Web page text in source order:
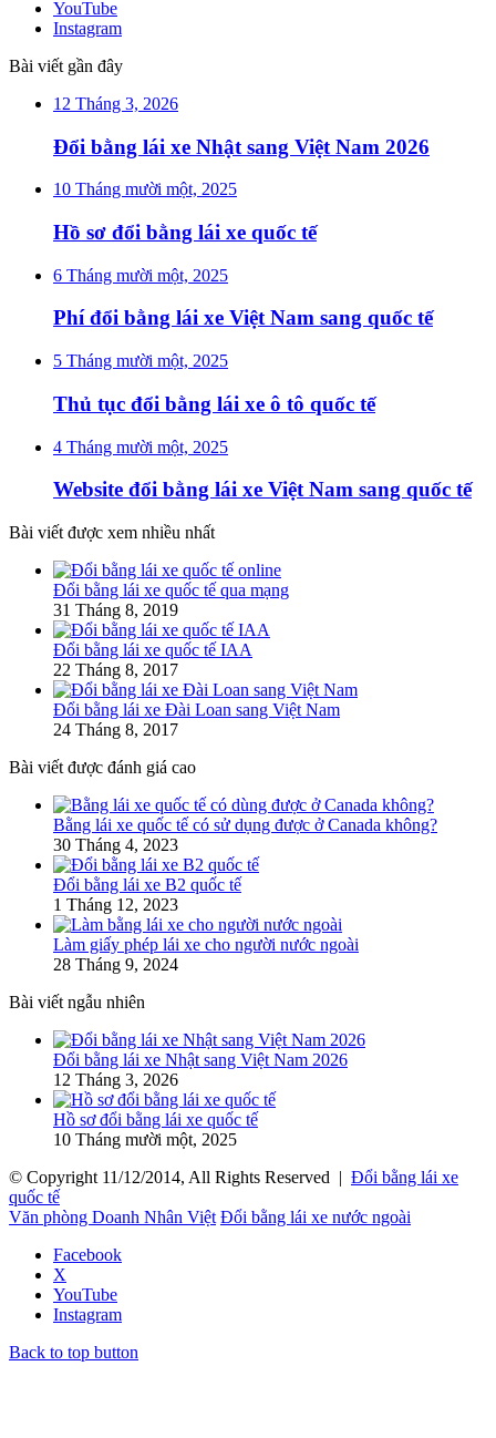
YouTube
Instagram
Bài viết gần đây
12 Tháng 3, 2026
Đổi bằng lái xe Nhật sang Việt Nam 2026
10 Tháng mười một, 2025
Hồ sơ đổi bằng lái xe quốc tế
6 Tháng mười một, 2025
Phí đổi bằng lái xe Việt Nam sang quốc tế
5 Tháng mười một, 2025
Thủ tục đổi bằng lái xe ô tô quốc tế
4 Tháng mười một, 2025
Website đổi bằng lái xe Việt Nam sang quốc tế
Bài viết được xem nhiều nhất
Đổi bằng lái xe quốc tế qua mạng
31 Tháng 8, 2019
Đổi bằng lái xe quốc tế IAA
22 Tháng 8, 2017
Đổi bằng lái xe Đài Loan sang Việt Nam
24 Tháng 8, 2017
Bài viết được đánh giá cao
Bằng lái xe quốc tế có sử dụng được ở Canada không?
30 Tháng 4, 2023
Đổi bằng lái xe B2 quốc tế
1 Tháng 12, 2023
Làm giấy phép lái xe cho người nước ngoài
28 Tháng 9, 2024
Bài viết ngẫu nhiên
Đổi bằng lái xe Nhật sang Việt Nam 2026
12 Tháng 3, 2026
Hồ sơ đổi bằng lái xe quốc tế
10 Tháng mười một, 2025
© Copyright 11/12/2014, All Rights Reserved | Đổi bằng lái xe
quốc tế
Văn phòng Doanh Nhân Việt Đổi bằng lái xe nước ngoài
Facebook
X
YouTube
Instagram
Back to top button